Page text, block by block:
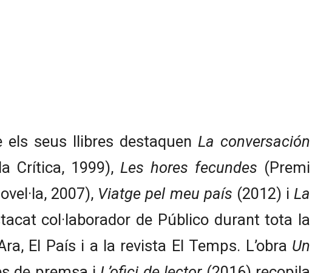
els seus llibres destaquenLa conversación
Crítica, 1999), Les hores fecundes (Premi
2007), Viatge pel meu país (2012) iLa
col·laborador de Público durant tota la
El País i a la revista El Temps. L’obra Un